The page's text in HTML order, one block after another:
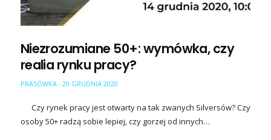
Niezrozumiane 50+: wymówka, czy
realia rynku pracy?
PRASÓWKA - 20 GRUDNIA 2020
Czy rynek pracy jest otwarty na tak zwanych Silversów? Czy
osoby 50+ radzą sobie lepiej, czy gorzej od innych…